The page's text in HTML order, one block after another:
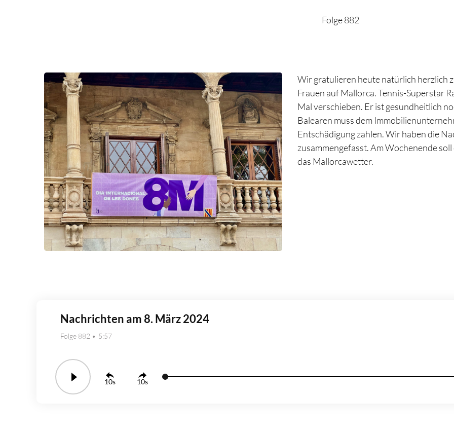
Folge 882
Wir gratulieren heute natürlich herzlich
Frauen auf Mallorca. Tennis-Superstar
Mal verschieben. Er ist gesundheitlich
Balearen muss dem
Entschädigung zahlen. Wir haben die
zusammengefasst. Am Wochenende
das Mallorcawetter.
Nachrichten am 8. März 2024
Folge 882 5:57
10 10